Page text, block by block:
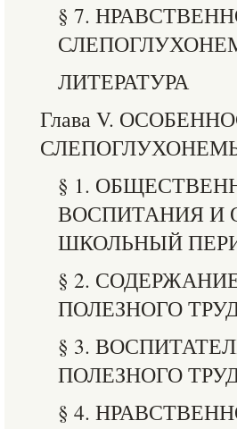
§ 7.
ЛИТЕРАТУРА
Глава V.
§ 1.
ВОСПИТАНИЯ И
ШКОЛЬНЫЙ
§ 2.
ПОЛЕЗНОГО
§ 3.
ПОЛЕЗНОГО
§ 4.